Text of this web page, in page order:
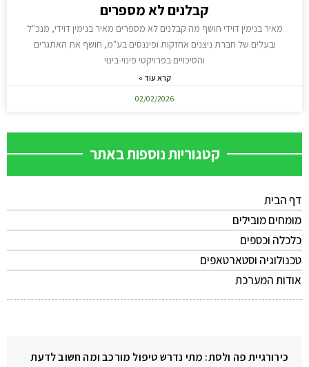
קבלנים לא מספרים
מאיר בנימין דוידי חושף מה קבלנים לא מספרים מאיר בנימין דוידי, מנכ"ל
ובעלים של חברת ניצנים אחזקות ופיננסים בע"מ, חושף את האתגרים
והסיכויים בפרויקטי פינוי-בינוי
קרא עוד »
02/02/2026
קטגוריות נוספות באתר
דף הבית
מומחים מובילים
כלכלה וכספים
טכנולוגיה וסטארטאפים
אודות המערכת
כירורגיית פה ולסת: מתי נדרש טיפול מורכב ומה חשוב לדעת